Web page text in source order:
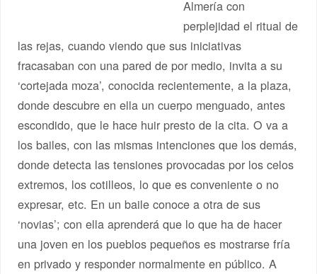
Almería con
perplejidad el ritual de
las rejas, cuando viendo que sus iniciativas
fracasaban con una pared de por medio, invita a su
‘cortejada moza’, conocida recientemente, a la plaza,
donde descubre en ella un cuerpo menguado, antes
escondido, que le hace huir presto de la cita. O va a
los bailes, con las mismas intenciones que los demás,
donde detecta las tensiones provocadas por los celos
extremos, los cotilleos, lo que es conveniente o no
expresar, etc. En un baile conoce a otra de sus
‘novias’; con ella aprenderá que lo que ha de hacer
una joven en los pueblos pequeños es mostrarse fría
en privado y responder normalmente en público. A